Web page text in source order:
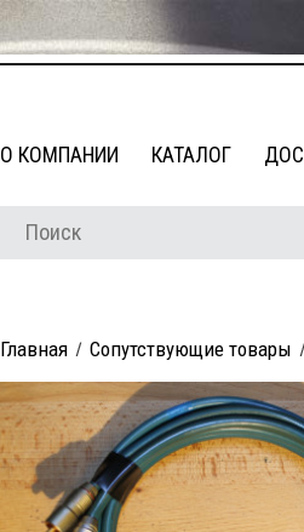
О КОМПАНИИ КАТАЛОГ
Главная Сопутствующие товары